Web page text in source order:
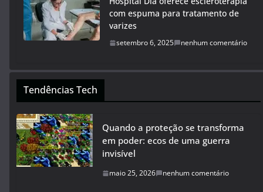
com espuma para tratamento de
varizes
setembro 6, 2025 nenhum comentário
Tendências Tech
Quando a proteção se transforma
em poder: ecos de uma guerra
invisível
maio 25, 2026 nenhum comentário